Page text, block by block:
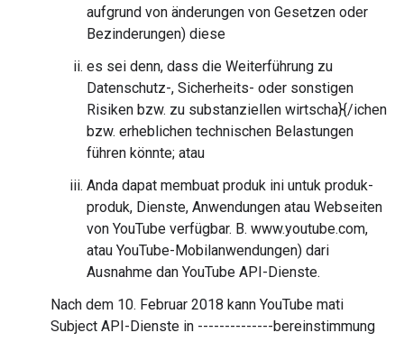
aufgrund von änderungen von Gesetzen oder
Bezinderungen) diese
es sei denn, dass die Weiterführung zu
Datenschutz-, Sicherheits- oder sonstigen
Risiken bzw. zu substanziellen wirtscha}{/ichen
bzw. erheblichen technischen Belastungen
führen könnte; atau
Anda dapat membuat produk ini untuk produk-
produk, Dienste, Anwendungen atau Webseiten
von YouTube verfügbar. B. www.youtube.com,
atau YouTube-Mobilanwendungen) dari
Ausnahme dan YouTube API-Dienste.
Nach dem 10. Februar 2018 kann YouTube mati
Subject API-Dienste in --------------bereinstimmung